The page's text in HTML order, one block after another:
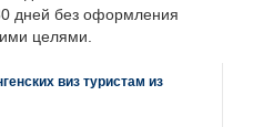
дней без оформления
целями.
виз туристам из